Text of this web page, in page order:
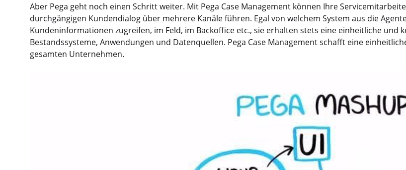
Aber Pega geht noch einen Schritt weiter. Mit Pega Case Management können Ihre
durchgängigen Kundendialog über mehrere Kanäle führen. Egal von welchem System aus die
Kundeninformationen zugreifen, im Feld, im Backoffice etc., sie erhalten stets eine einheitliche und
Bestandssysteme, Anwendungen und Datenquellen. Pega Case Management schafft eine
gesamten Unternehmen.